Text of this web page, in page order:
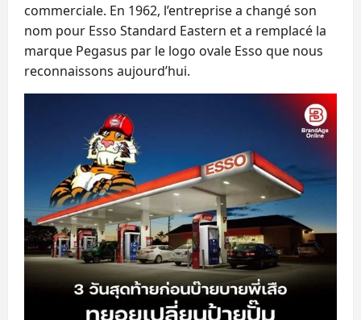
commerciale. En 1962, l’entreprise a changé son
nom pour Esso Standard Eastern et a remplacé la
marque Pegasus par le logo ovale Esso que nous
reconnaissons aujourd’hui.